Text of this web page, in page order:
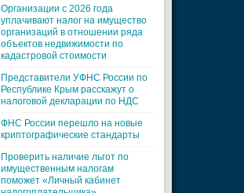
Организации с 2026 года
уплачивают налог на имущество
организаций в отношении ряда
объектов недвижимости по
кадастровой стоимости
Представители УФНС России по
Республике Крым расскажут о
налоговой декларации по НДС
ФНС России перешло на новые
криптографические стандарты
Проверить наличие льгот по
имущественным налогам
поможет «Личный кабинет